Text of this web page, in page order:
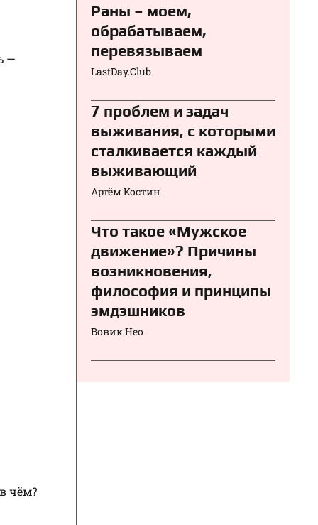
—
чём?
Раны – моем,
обрабатываем,
перевязываем⁠⁠
LastDay.Club
7 проблем и задач
выживания, с которыми
сталкивается каждый
выживающий
Артём Костин
Что такое «Мужское
движение»? Причины
возникновения,
философия и принципы
эмдэшников
Вовик Нео